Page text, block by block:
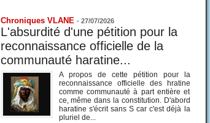
Chroniques VLANE - 27/07/2026
L'absurdité d'une pétition pour la
reconnaissance officielle de la
communauté haratine...
A propos de cette pétition pour la
reconnaissance officielle des hratine
comme communauté à part entière et
ce, même dans la constitution. D'abord
haratine s'écrit sans S car c'est déjà la
pluriel de...